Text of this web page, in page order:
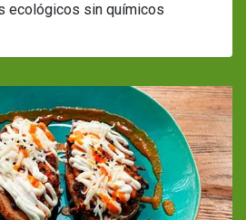
ecológicos sin químicos